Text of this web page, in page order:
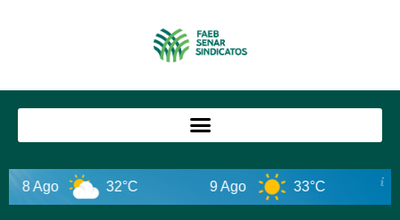
Ago 32°C 9 Ago 33°C 10